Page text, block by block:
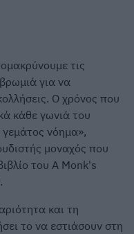
τις
για να
Ο χρόνος που
κάθε γωνιά του
γεμάτος νόημα»,
μοναχός που
του A Monk's
και τη
το να εστιάσουν στη